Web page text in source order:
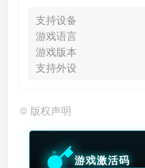
支持设备
游戏语言
游戏版本
支持外设
© 版权声明
游戏激活码